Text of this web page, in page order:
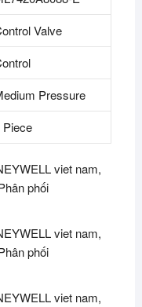
Valve
Pressure
Piece
viet nam,
phối
viet nam,
phối
viet nam,